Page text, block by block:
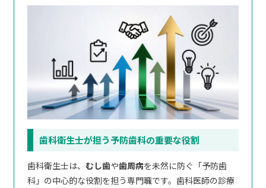
歯科衛生士が担う予防歯科の重要な役割
歯科衛生士は、 むし歯や歯周病を未然に防ぐ「予防歯
科」の中心的な役割を担う専門職です。歯科医師の診療